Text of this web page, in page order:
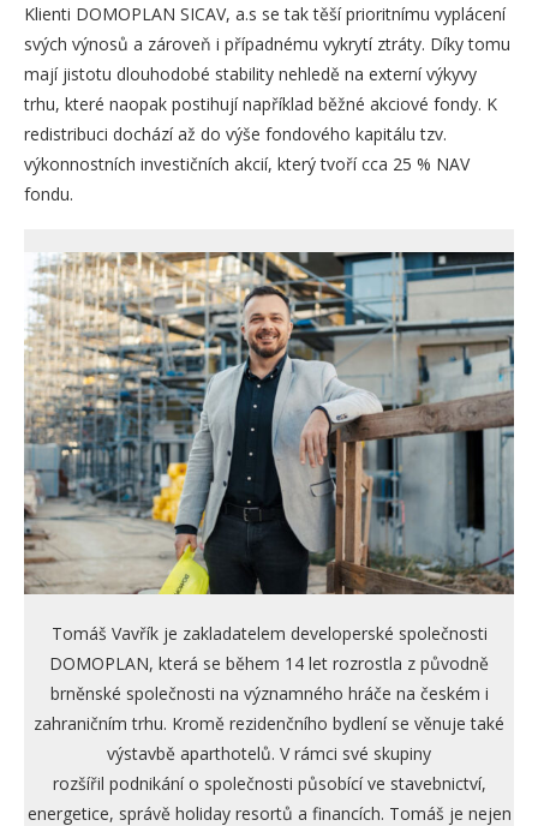
Klienti DOMOPLAN SICAV, a.s se tak těší prioritnímu vyplácení
svých výnosů a zároveň i případnému vykrytí ztráty. Díky tomu
mají jistotu dlouhodobé stability nehledě na externí výkyvy
trhu, které naopak postihují například běžné akciové fondy. K
redistribuci dochází až do výše fondového kapitálu tzv.
výkonnostních investičních akcií, který tvoří cca 25 % NAV
fondu.
Tomáš Vavřík je zakladatelem developerské společnosti
DOMOPLAN, která se během 14 let rozrostla z původně
brněnské společnosti na významného hráče na českém i
zahraničním trhu. Kromě rezidenčního bydlení se věnuje také
výstavbě aparthotelů. V rámci své skupiny
rozšířil podnikání o společnosti působící ve stavebnictví,
energetice, správě holiday resortů a financích. Tomáš je nejen